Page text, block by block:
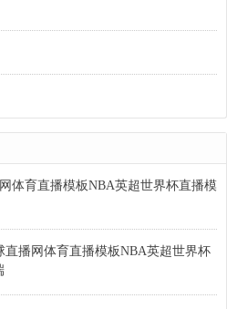
网体育直播模板NBA英超世界杯直播模
直播网体育直播模板NBA英超世界杯